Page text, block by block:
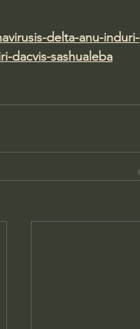
delta-anu-induri-
dacvis-sashualeba